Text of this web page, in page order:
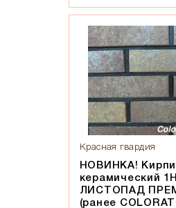
Красная гвардия
НОВИНКА!
керамический
ЛИСТОПАД
(ранее